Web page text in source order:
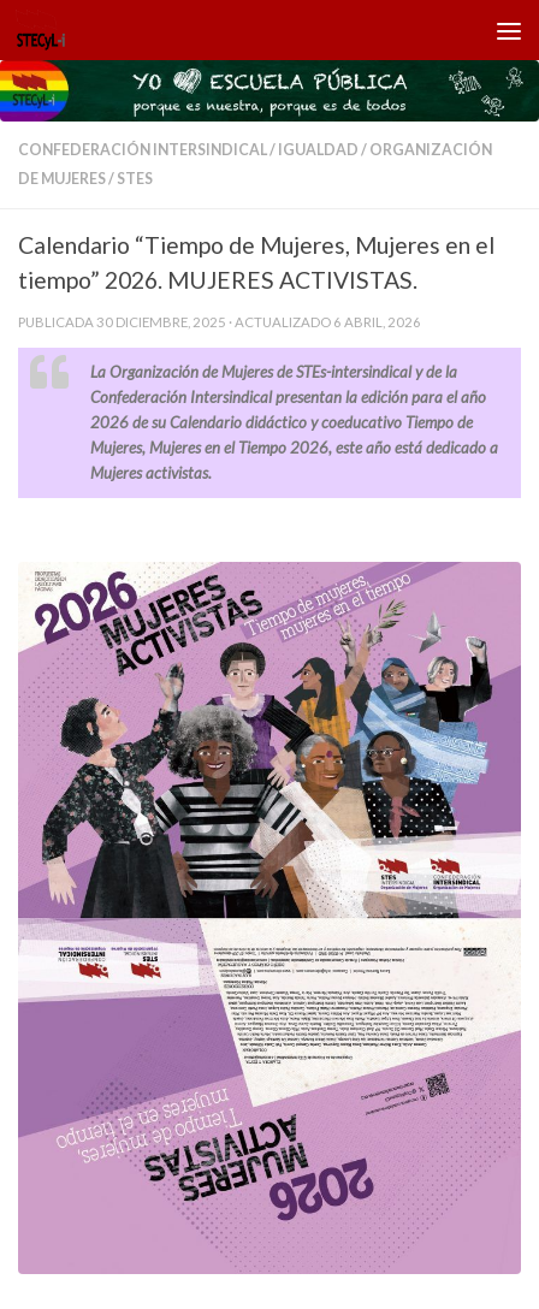
Saltar al contenido
CONFEDERACIÓN INTERSINDICAL/ IGUALDAD / ORGANIZACIÓN
DE MUJERES/ STES
Calendario “Tiempo de Mujeres, Mujeres en el
tiempo” 2026. MUJERES ACTIVISTAS.
PUBLICADA 30 DICIEMBRE, 2025 · ACTUALIZADO 6 ABRIL, 2026
La Organización de Mujeres de STEs-intersindical y de la
Confederación Intersindical presentan la edición para el año
2026 de su Calendario didáctico y coeducativo Tiempo de
Mujeres, Mujeres en el Tiempo 2026, este año está dedicado a
Mujeres activistas.